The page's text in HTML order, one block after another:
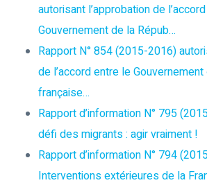
autorisant l’approbation de
Gouvernement de la Répub…
Rapport N° 854 (2015-2016)
de l’accord entre le
française…
Rapport d’information N° 795
défi des migrants : agir vraiment !
Rapport d’information N° 794
Interventions extérieures de la